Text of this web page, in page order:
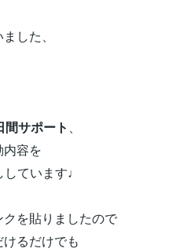
した、
間サポート 、
容を
ています♩
を貼りましたので
るだけでも